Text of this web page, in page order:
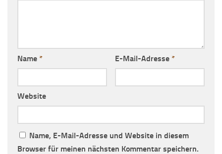
Name * E-Mail-Adresse *
Website
Name, E-Mail-Adresse und Website in diesem
Browser für meinen nächsten Kommentar speichern.